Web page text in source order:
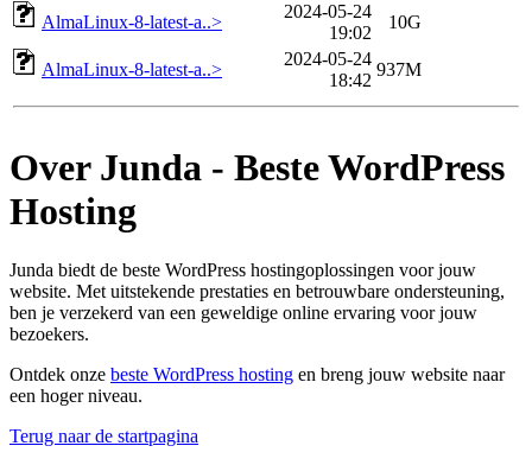
AlmaLinux-8-latest-a..>
2024-05-24
19:02
10G
AlmaLinux-8-latest-a..>
2024-05-24
18:42
937M
Over Junda - Beste WordPress
Hosting
Junda biedt de beste WordPress hostingoplossingen voor jouw
website. Met uitstekende prestaties en betrouwbare ondersteuning,
ben je verzekerd van een geweldige online ervaring voor jouw
bezoekers.
Ontdek onze beste WordPress hosting en breng jouw website naar
een hoger niveau.
Terug naar de startpagina